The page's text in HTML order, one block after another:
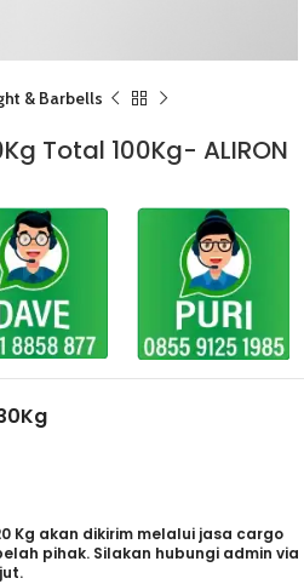
& Barbells
Total 100Kg- ALIRON
Kg akan dikirim melalui jasa cargo
pihak. Silakan hubungi admin via